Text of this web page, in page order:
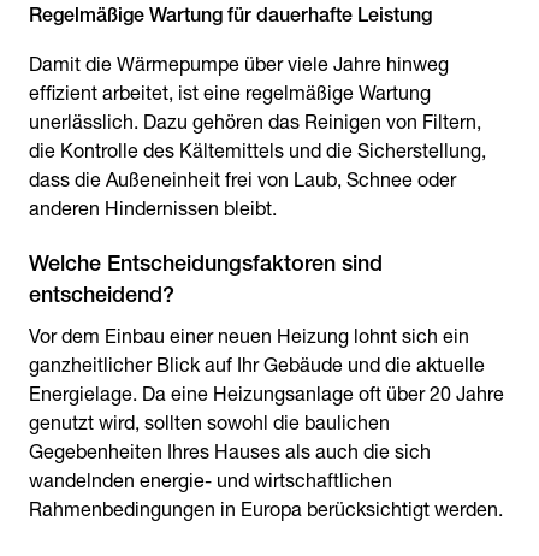
Regelmäßige Wartung für dauerhafte Leistung
Damit die Wärmepumpe über viele Jahre hinweg
effizient arbeitet, ist eine regelmäßige Wartung
unerlässlich. Dazu gehören das Reinigen von Filtern,
die Kontrolle des Kältemittels und die Sicherstellung,
dass die Außeneinheit frei von Laub, Schnee oder
anderen Hindernissen bleibt.
Welche Entscheidungsfaktoren sind
entscheidend?
Vor dem Einbau einer neuen Heizung lohnt sich ein
ganzheitlicher Blick auf Ihr Gebäude und die aktuelle
Energielage. Da eine Heizungsanlage oft über 20 Jahre
genutzt wird, sollten sowohl die baulichen
Gegebenheiten Ihres Hauses als auch die sich
wandelnden energie- und wirtschaftlichen
Rahmenbedingungen in Europa berücksichtigt werden.